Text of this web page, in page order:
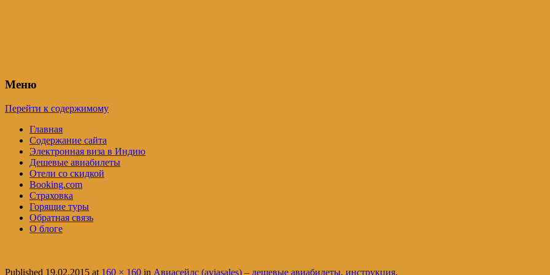
Меню
Перейти к содержимому
Главная
Содержание сайта
Электронная виза в Индию
Дешевые авиабилеты
Отели со скидкой
Booking.com
Страховка
Горящие туры
Обратная связь
О блоге
Published 19.02.2015 at 160 × 160 in Авиасейлс (aviasales) – дешевые авиабилеты, инструкция.